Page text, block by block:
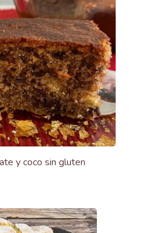
y coco sin gluten